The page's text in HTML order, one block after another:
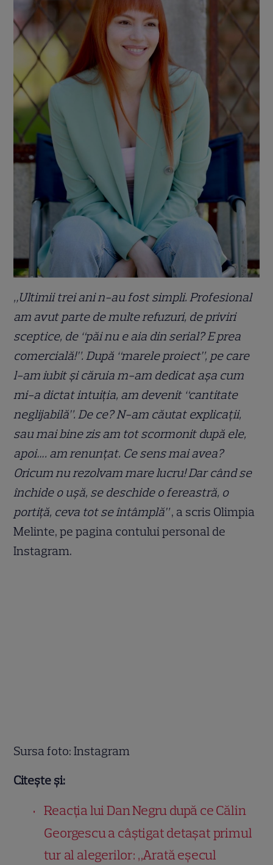
„Ultimii trei ani n-au fost simpli. Profesional
am avut parte de multe refuzuri, de priviri
sceptice, de “păi nu e aia din serial? E prea
comercială!”. După “marele proiect”, pe care
l-am iubit și căruia m-am dedicat așa cum
mi-a dictat intuiția, am devenit “cantitate
neglijabilă”. De ce? N-am căutat explicații,
sau mai bine zis am tot scormonit după ele,
apoi…. am renunțat. Ce sens mai avea?
Oricum nu rezolvam mare lucru! Dar când se
închide o ușă, se deschide o fereastră, o
portiță, ceva tot se întâmplă”, a scris Olimpia
Melinte, pe pagina contului personal de
Instagram.
Sursa foto: Instagram
Citește și:
Reacția lui Dan Negru după ce Călin
Georgescu a câștigat detașat primul
tur al alegerilor: „Arată eșecul